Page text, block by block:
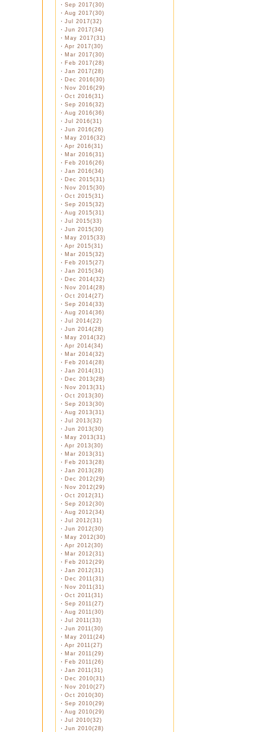
・ Sep 2017(30)
・ Aug 2017(30)
・ Jul 2017(32)
・ Jun 2017(34)
・ May 2017(31)
・ Apr 2017(30)
・ Mar 2017(30)
・ Feb 2017(28)
・ Jan 2017(28)
・ Dec 2016(30)
・ Nov 2016(29)
・ Oct 2016(31)
・ Sep 2016(32)
・ Aug 2016(36)
・ Jul 2016(31)
・ Jun 2016(26)
・ May 2016(32)
・ Apr 2016(31)
・ Mar 2016(31)
・ Feb 2016(26)
・ Jan 2016(34)
・ Dec 2015(31)
・ Nov 2015(30)
・ Oct 2015(31)
・ Sep 2015(32)
・ Aug 2015(31)
・ Jul 2015(33)
・ Jun 2015(30)
・ May 2015(33)
・ Apr 2015(31)
・ Mar 2015(32)
・ Feb 2015(27)
・ Jan 2015(34)
・ Dec 2014(32)
・ Nov 2014(28)
・ Oct 2014(27)
・ Sep 2014(33)
・ Aug 2014(36)
・ Jul 2014(22)
・ Jun 2014(28)
・ May 2014(32)
・ Apr 2014(34)
・ Mar 2014(32)
・ Feb 2014(28)
・ Jan 2014(31)
・ Dec 2013(28)
・ Nov 2013(31)
・ Oct 2013(30)
・ Sep 2013(30)
・ Aug 2013(31)
・ Jul 2013(32)
・ Jun 2013(30)
・ May 2013(31)
・ Apr 2013(30)
・ Mar 2013(31)
・ Feb 2013(28)
・ Jan 2013(28)
・ Dec 2012(29)
・ Nov 2012(29)
・ Oct 2012(31)
・ Sep 2012(30)
・ Aug 2012(34)
・ Jul 2012(31)
・ Jun 2012(30)
・ May 2012(30)
・ Apr 2012(30)
・ Mar 2012(31)
・ Feb 2012(29)
・ Jan 2012(31)
・ Dec 2011(31)
・ Nov 2011(31)
・ Oct 2011(31)
・ Sep 2011(27)
・ Aug 2011(30)
・ Jul 2011(33)
・ Jun 2011(30)
・ May 2011(24)
・ Apr 2011(27)
・ Mar 2011(29)
・ Feb 2011(26)
・ Jan 2011(31)
・ Dec 2010(31)
・ Nov 2010(27)
・ Oct 2010(30)
・ Sep 2010(29)
・ Aug 2010(29)
・ Jul 2010(32)
・ Jun 2010(28)